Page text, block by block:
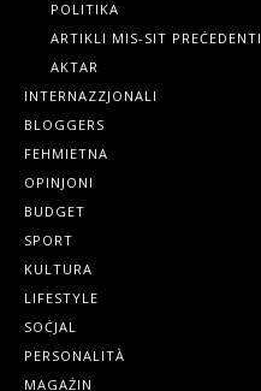
POLITIKA
ARTIKLI MIS-SIT PREĊEDENTI
AKTAR
INTERNAZZJONALI
BLOGGERS
FEHMIETNA
OPINJONI
BUDGET
SPORT
KULTURA
LIFESTYLE
SOĊJAL
PERSONALITÀ
MAGAŻIN